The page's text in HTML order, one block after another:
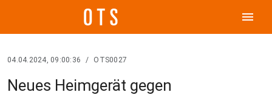
menu
04.04.2024, 09:00:36 / OTS0027
Neues Heimgerät gegen